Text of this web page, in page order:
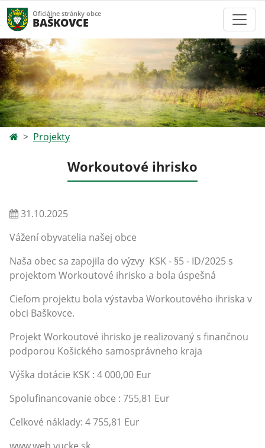
Oficiálne stránky obce
BAŠKOVCE
Projekty
Workoutové ihrisko
31.10.2025
Vážení obyvatelia našej obce
Naša obec sa zapojila do výzvy KSK - §5 - ID/2025 s
projektom Workoutové ihrisko a bola úspešná
Cieľom projektu bola výstavba Workoutového ihriska v
obci Baškovce.
Projekt Workoutové ihrisko je realizovaný s finančnou
podporou Košického samosprávneho kraja
Výška dotácie KSK : 4 000,00 Eur
Spolufinancovanie obce : 755,81 Eur
Celkové náklady: 4 755,81 Eur